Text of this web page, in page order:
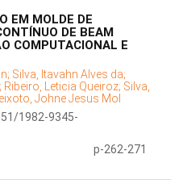
EM MOLDE DE
DE BEAM
COMPUTACIONAL E
Silva, Itavahn Alves da;
Ribeiro, Leticia Queiroz; Silva,
Johne Jesus Mol
1982-9345-
p-262-271